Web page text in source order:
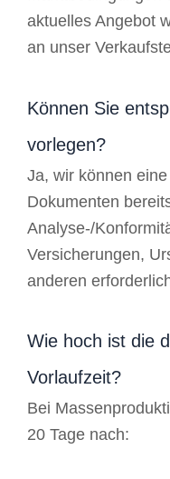
aktuelles Angebot
an unser
Können Sie
vorlegen?
Ja, wir können
Dokumenten
Analyse-/
Versicherungen,
anderen
Wie hoch ist die
Vorlaufzeit?
Bei
20 Tage nach: